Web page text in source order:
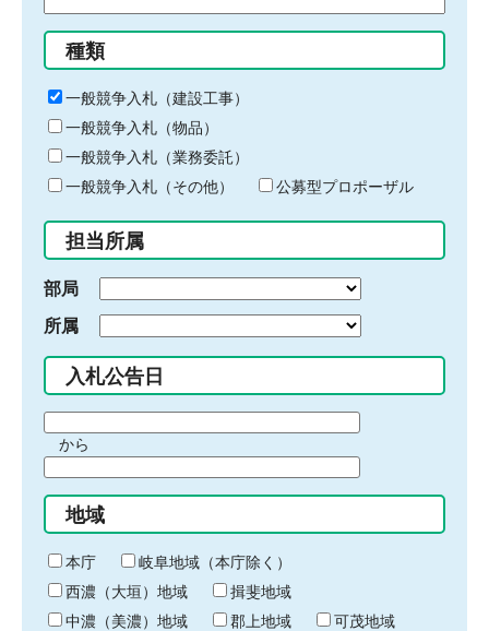
る
キ
ー
ワ
ー
ド
入
力
種類
一般競争入札（建設工事）
一般競争入札（物品）
一般競争入札（業務委託）
一般競争入札（その他）
公募型プロポーザル
担当所属
部局
所属
入札公告日
間
始
り
から
間
終
わ
り
地域
本庁
岐阜地域（本庁除く）
西濃（大垣）地域
揖斐地域
中濃（美濃）地域
郡上地域
可茂地域